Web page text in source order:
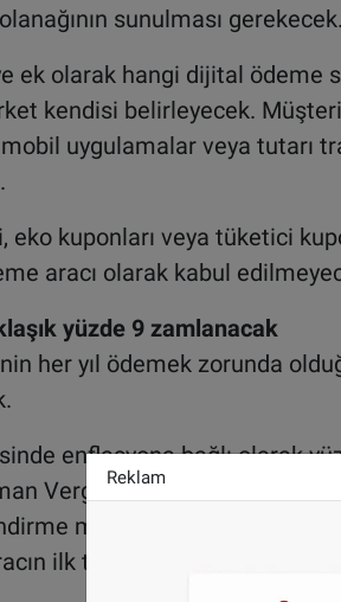
sunulması gerekecek.
ek olarak hangi dijital ödeme
kendisi belirleyecek.
uygulamalar veya tutarı
eko kuponları veya tüketici
aracı olarak kabul
yüzde 9 zamlanacak
her yıl ödemek zorunda
enflasyona bağlı olarak
Vergi Dairesi Vlabel, vergi
mektubu gönderecek.
ilk tescil edildiği ayı takip
Reklam